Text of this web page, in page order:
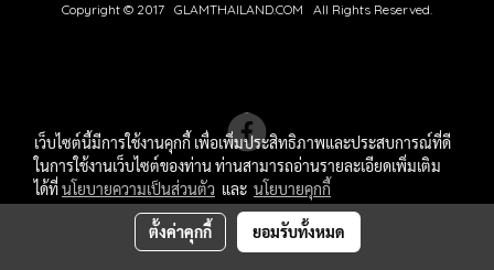
Copyright © 2017 GLAMTHAILAND.COM All Rights Reserved.
เว็บไซต์นี้มีการใช้งานคุกกี้ เพื่อเพิ่มประสิทธิภาพและประสบการณ์ที่ดี
ในการใช้งานเว็บไซต์ของท่าน ท่านสามารถอ่านรายละเอียดเพิ่มเติม
ได้ที่นโยบายความเป็นส่วนตัว และ นโยบายคุกกี้
ตั้งค่าคุกกี้ ยอมรับทั้งหมด